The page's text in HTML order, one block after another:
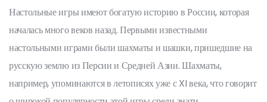
Настольные игры имеют богатую историю в России, которая
началась много веков назад. Первыми известными
настольными играми были шахматы и шашки, пришедшие на
русскую землю из Персии и Средней Азии. Шахматы,
например, упоминаются в летописях уже с XI века, что говорит